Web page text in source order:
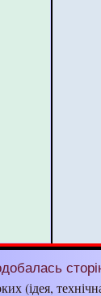
(ідея,